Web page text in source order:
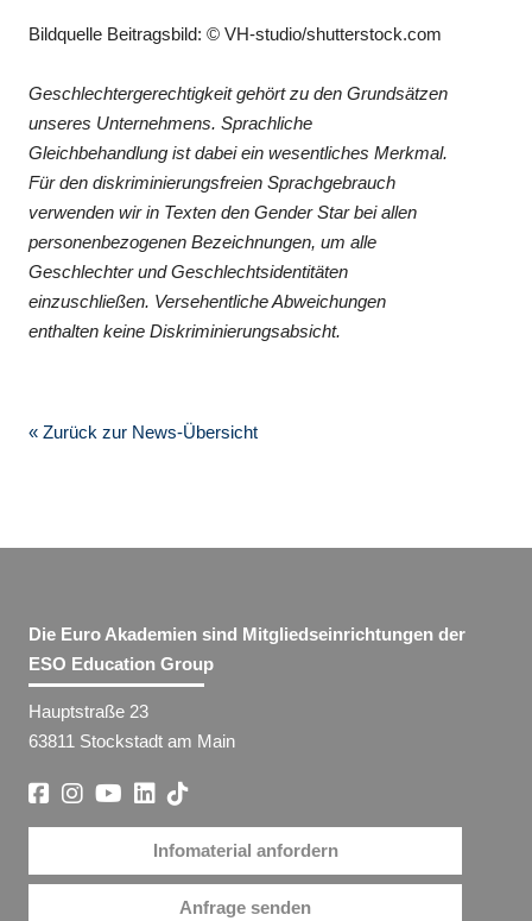
Bildquelle Beitragsbild: © VH-studio/shutterstock.com
Geschlechtergerechtigkeit gehört zu den Grundsätzen
unseres Unternehmens. Sprachliche
Gleichbehandlung ist dabei ein wesentliches Merkmal.
Für den diskriminierungsfreien Sprachgebrauch
verwenden wir in Texten den Gender Star bei allen
personenbezogenen Bezeichnungen, um alle
Geschlechter und Geschlechtsidentitäten
einzuschließen. Versehentliche Abweichungen
enthalten keine Diskriminierungsabsicht.
« Zurück zur News-Übersicht
Die Euro Akademien sind Mitgliedseinrichtungen der
ESO Education Group
Hauptstraße 23
63811 Stockstadt am Main
Infomaterial anfordern
Anfrage senden